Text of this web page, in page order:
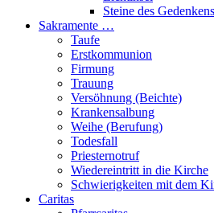
Steine des Gedenkens
Sakramente …
Taufe
Erstkommunion
Firmung
Trauung
Versöhnung (Beichte)
Krankensalbung
Weihe (Berufung)
Todesfall
Priesternotruf
Wiedereintritt in die Kirche
Schwierigkeiten mit dem
Caritas